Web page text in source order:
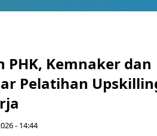
PHK, Kemnaker dan
Pelatihan
- 14:44